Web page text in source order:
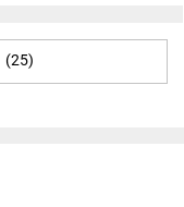
(25)